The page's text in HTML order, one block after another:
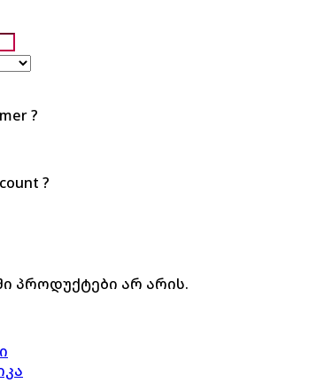
?
?
პროდუქტები არ არის.